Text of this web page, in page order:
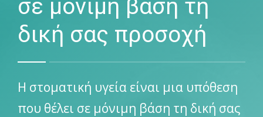
σε μόνιμη βάση τη
δική σας προσοχή
Η στοματική υγεία είναι μια υπόθεση
που θέλει σε μόνιμη βάση τη δική σας